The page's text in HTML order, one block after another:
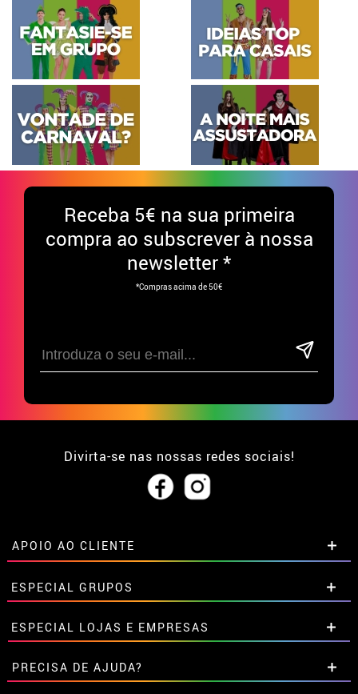
Receba 5€ na sua primeira
compra ao subscrever à nossa
newsletter *
*Compras acima de 50€
Divirta-se nas nossas redes sociais!
APOIO AO CLIENTE
• Sobre nós
• Condições de venda
• Aviso legal ePrivacidade
• Atendimento ao cliente
• Utilização de cookies
•Configuração de cookies
ESPECIAL GRUPOS
Descontos especiais para grupos.
Entre em contato connosco aqui
ESPECIAL LOJAS E EMPRESAS
Descontos especiais para grupos.
Entre em contato connosco aqui
PRECISA DE AJUDA?